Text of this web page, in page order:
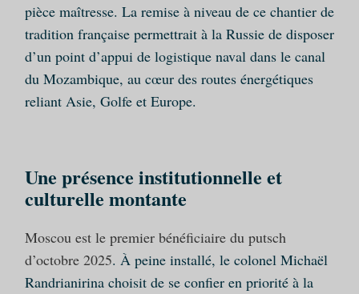
pièce maîtresse. La remise à niveau de ce chantier de
tradition française permettrait à la Russie de disposer
d’un point d’appui de logistique naval dans le canal
du Mozambique, au cœur des routes énergétiques
reliant Asie, Golfe et Europe.
Une présence institutionnelle et
culturelle montante
Moscou est le premier bénéficiaire du putsch
d’octobre 2025. À peine installé, le colonel Michaël
Randrianirina choisit de se confier en priorité à la